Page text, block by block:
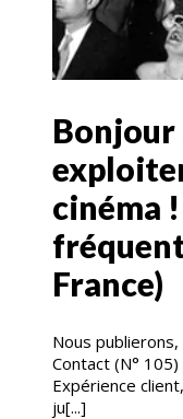
Bonjour
cinéma
France)
Nous publierons,
Contact (N°
Expérience
ju[...]